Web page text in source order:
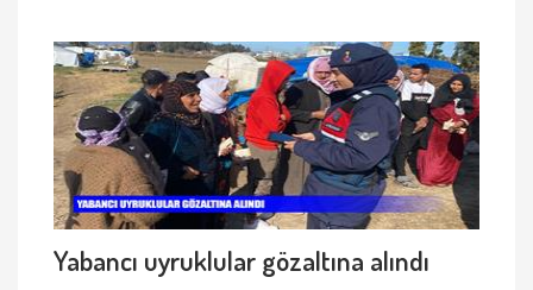
Yabancı uyruklular gözaltına alındı